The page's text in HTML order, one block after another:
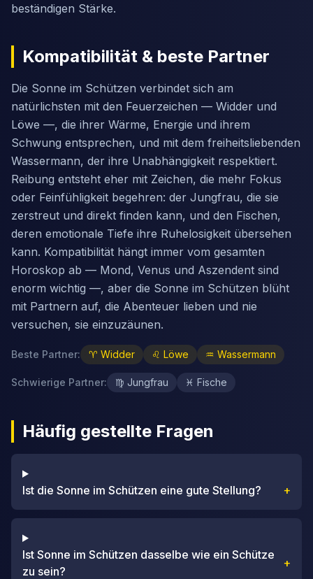
beständigen Stärke.
Kompatibilität & beste Partner
Die Sonne im Schützen verbindet sich am
natürlichsten mit den Feuerzeichen — Widder und
Löwe —, die ihrer Wärme, Energie und ihrem
Schwung entsprechen, und mit dem freiheitsliebenden
Wassermann, der ihre Unabhängigkeit respektiert.
Reibung entsteht eher mit Zeichen, die mehr Fokus
oder Feinfühligkeit begehren: der Jungfrau, die sie
zerstreut und direkt finden kann, und den Fischen,
deren emotionale Tiefe ihre Ruhelosigkeit übersehen
kann. Kompatibilität hängt immer vom gesamten
Horoskop ab — Mond, Venus und Aszendent sind
enorm wichtig —, aber die Sonne im Schützen blüht
mit Partnern auf, die Abenteuer lieben und nie
versuchen, sie einzuzäunen.
Beste Partner: ♈ Widder ♌ Löwe ♒ Wassermann
Schwierige Partner: ♍ Jungfrau ♓ Fische
Häufig gestellte Fragen
Ist die Sonne im Schützen eine gute Stellung? +
Ist Sonne im Schützen dasselbe wie ein Schütze
zu sein?
+